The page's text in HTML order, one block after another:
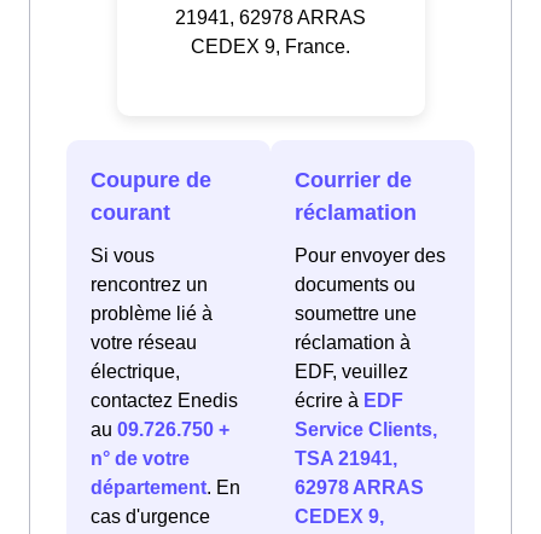
21941, 62978 ARRAS
CEDEX 9, France.
Coupure de
courant
Si vous
rencontrez un
problème lié à
votre réseau
électrique,
contactez Enedis
au 09.726.750 +
n° de votre
département. En
cas d'urgence
Courrier de
réclamation
Pour envoyer des
documents ou
soumettre une
réclamation à
EDF, veuillez
écrire à EDF
Service Clients,
TSA 21941,
62978 ARRAS
CEDEX 9,